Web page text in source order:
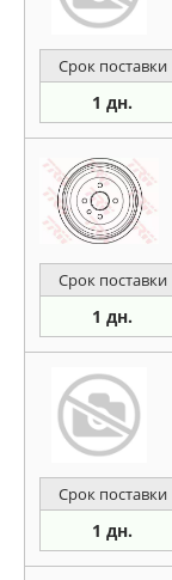
Срок поставки
1 дн.
Срок поставки
1 дн.
Срок поставки
1 дн.